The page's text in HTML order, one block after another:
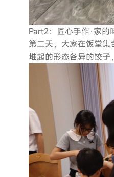
Part2：匠心手作·家的
第二天，大家在饭堂
堆起的形态各异的饺子